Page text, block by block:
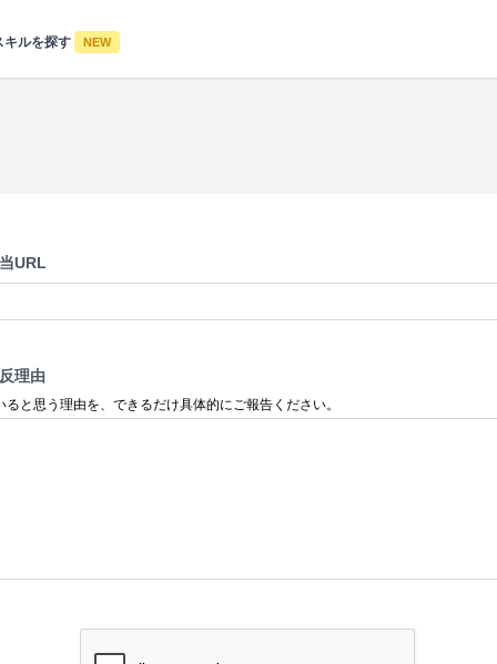
キルを探す NEW
URL
理由
ると思う理由を、できるだけ具体的にご報告ください。